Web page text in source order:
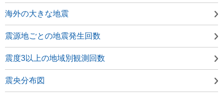
海外の大きな地震
震源地ごとの地震発生回数
震度3以上の地域別観測回数
震央分布図